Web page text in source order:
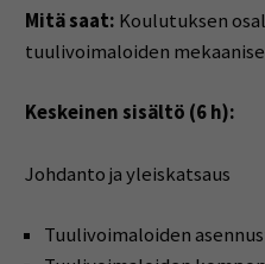
Mitä saat: Koulutuksen
tuulivoimaloiden
Keskeinen sisältö (6 h):
Johdanto ja yleiskatsaus
Tuulivoimaloiden